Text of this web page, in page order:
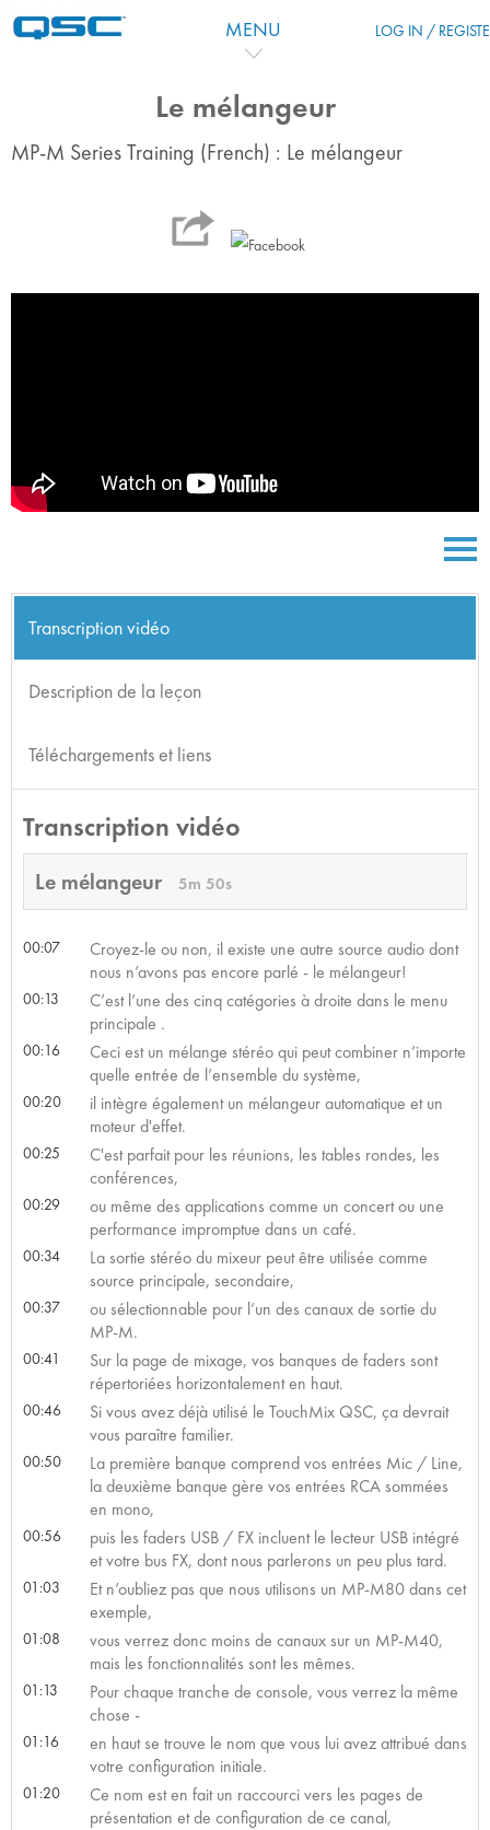
MENU LOG IN /
Le mélangeur
MP-M Series Training (French) : Le mélangeur
Transcription vidéo
Description de la leçon
Téléchargements et liens
Transcription vidéo
Le mélangeur 5m 50s
00:07
Croyez-le ou non, il existe une autre source audio dont
nous n’avons pas encore parlé - le mélangeur!
00:13
C’est l’une des cinq catégories à droite dans le menu
principale .
00:16
Ceci est un mélange stéréo qui peut combiner n’importe
quelle entrée de l’ensemble du système,
00:20
il intègre également un mélangeur automatique et un
moteur d'effet.
00:25
C'est parfait pour les réunions, les tables rondes, les
conférences,
00:29
ou même des applications comme un concert ou une
performance impromptue dans un café.
00:34
La sortie stéréo du mixeur peut être utilisée comme
source principale, secondaire,
00:37
ou sélectionnable pour l’un des canaux de sortie du
MP-M.
00:41
Sur la page de mixage, vos banques de faders sont
répertoriées horizontalement en haut.
00:46
Si vous avez déjà utilisé le TouchMix QSC, ça devrait
vous paraître familier.
00:50
La première banque comprend vos entrées Mic / Line,
la deuxième banque gère vos entrées RCA sommées
en mono,
00:56
puis les faders USB / FX incluent le lecteur USB intégré
et votre bus FX, dont nous parlerons un peu plus tard.
01:03
Et n’oubliez pas que nous utilisons un MP-M80 dans cet
exemple,
01:08
vous verrez donc moins de canaux sur un MP-M40,
mais les fonctionnalités sont les mêmes.
01:13
Pour chaque tranche de console, vous verrez la même
chose -
01:16
en haut se trouve le nom que vous lui avez attribué dans
votre configuration initiale.
01:20
Ce nom est en fait un raccourci vers les pages de
présentation et de configuration de ce canal,